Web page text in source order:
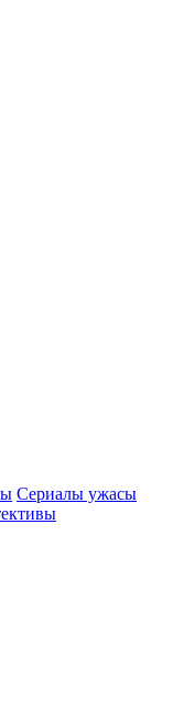
Сериалы ужасы